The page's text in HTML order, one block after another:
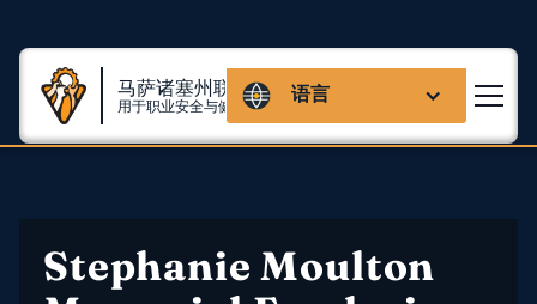
马萨诸塞州联盟
用于职业安全与健康 语言
Stephanie Moulton